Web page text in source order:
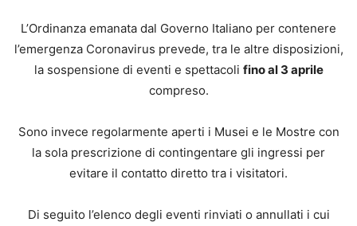
L’Ordinanza emanata dal Governo Italiano per contenere
l’emergenza Coronavirus prevede, tra le altre disposizioni,
la sospensione di eventi e spettacoli fino al 3 aprile
compreso.
Sono invece regolarmente aperti i Musei e le Mostre con
la sola prescrizione di contingentare gli ingressi per
evitare il contatto diretto tra i visitatori.
Di seguito l’elenco degli eventi rinviati o annullati i cui